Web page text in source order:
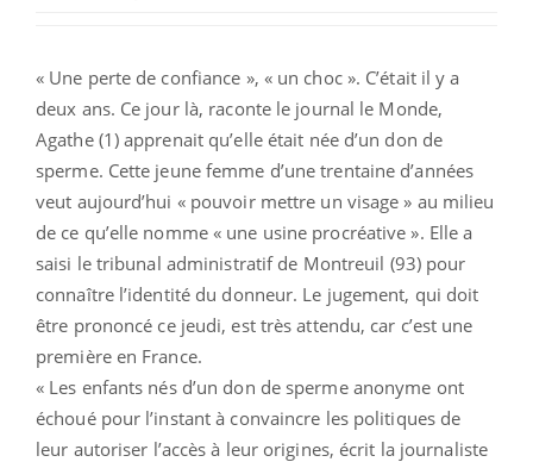
« Une perte de confiance », « un choc ». C’était il y a
deux ans. Ce jour là, raconte le journal le Monde,
Agathe (1) apprenait qu’elle était née d’un don de
sperme. Cette jeune femme d’une trentaine d’années
veut aujourd’hui « pouvoir mettre un visage » au milieu
de ce qu’elle nomme « une usine procréative ». Elle a
saisi le tribunal administratif de Montreuil (93) pour
connaître l’identité du donneur. Le jugement, qui doit
être prononcé ce jeudi, est très attendu, car c’est une
première en France.
« Les enfants nés d’un don de sperme anonyme ont
échoué pour l’instant à convaincre les politiques de
leur autoriser l’accès à leur origines, écrit la journaliste